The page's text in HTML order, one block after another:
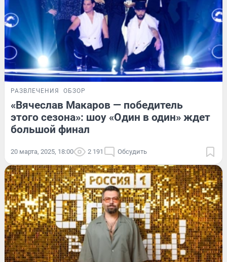
РАЗВЛЕЧЕНИЯ ОБЗОР
«Вячеслав Макаров — победитель
этого сезона»: шоу «Один в один» ждет
большой финал
20 марта, 2025, 18:00 2 191 Обсудить